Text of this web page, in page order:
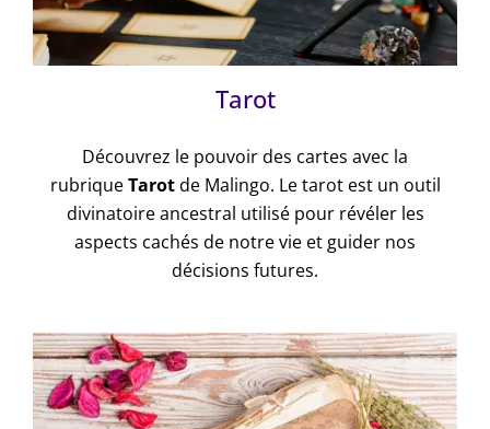
Tarot
Découvrez le pouvoir des cartes avec la
rubriqueTarotde Malingo. Le tarot est un outil
divinatoire ancestral utilisé pour révéler les
aspects cachés de notre vie et guider nos
décisions futures.